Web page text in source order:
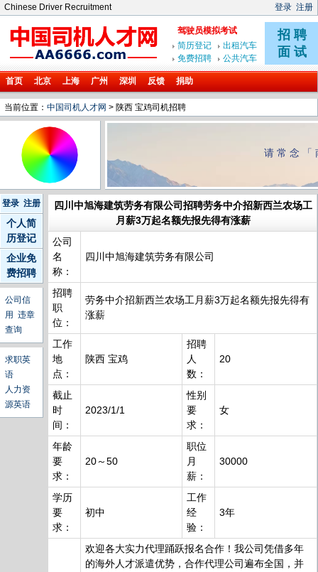
Chinese Driver Recruitment 登录 注册
首页 北京 上海 广州 深圳 反馈 捐助
当前位置： 中国司机人才网 > 陕西 宝鸡司机招聘
请常念
登录 注册
个人简
历登记
企业免
费招聘
公司信
用 违章
查询
求职英
语
人力资
源英语
四川中旭海建筑劳务有限公司招聘劳务中介招新西兰农场工
月薪3万起名额先报先得有涨薪
公司
名
称：
四川中旭海建筑劳务有限公司
招聘
职
位：
劳务中介招新西兰农场工月薪3万起名额先报先得有
涨薪
工作
地
点：
陕西 宝鸡
招聘
人
数：
20
截止
时
间：
2023/1/1
性别
要
求：
女
年龄
要
求：
20～50
职位
月
薪：
30000
学历
要
求：
初中
工作
经
验：
3年
欢迎各大实力代理踊跃报名合作！我公司凭借多年
的海外人才派遣优势，合作代理公司遍布全国，并